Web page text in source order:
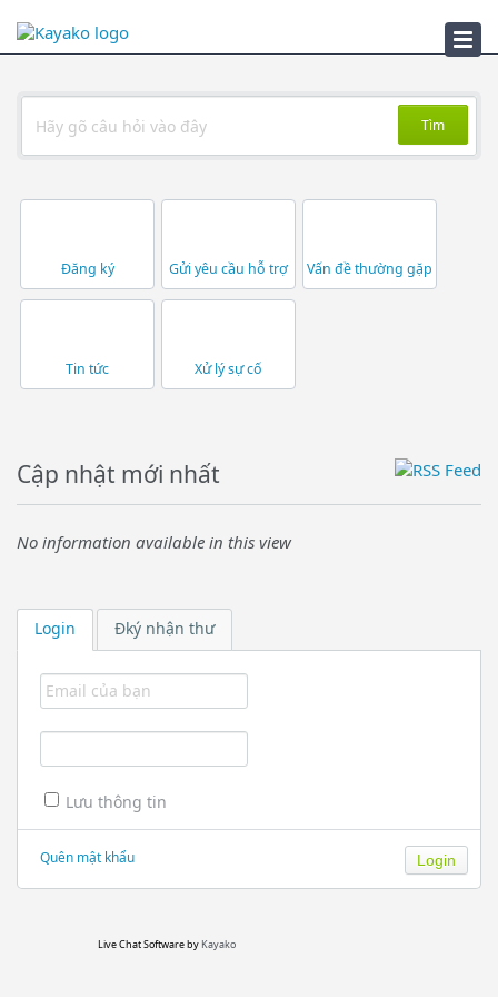
Xử lý sự cố
Login Đký nhận thư
Lưu thông tin
Quên mật khẩu
Live Chat Softwareby Kayako
Tìm
Đăng ký Gửi yêu cầu hỗ trợ Vấn đề thường gặp
Tin tức Xử lý sự cố
Cập nhật mới nhất
No information available in this view